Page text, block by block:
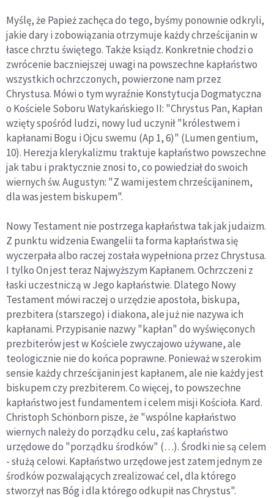
Myślę, że Papież zachęca do tego, byśmy ponownie odkryli,
jakie dary i zobowiązania otrzymuje każdy chrześcijanin w
łasce chrztu świętego. Także ksiądz. Konkretnie chodzi o
zwrócenie baczniejszej uwagi na powszechne kapłaństwo
wszystkich ochrzczonych, powierzone nam przez
Chrystusa. Mówi o tym wyraźnie Konstytucja Dogmatyczna
o Kościele Soboru Watykańskiego II: "Chrystus Pan, Kapłan
wzięty spośród ludzi, nowy lud uczynił "królestwem i
kapłanami Bogu i Ojcu swemu (Ap 1, 6)" (Lumen gentium,
10). Herezja klerykalizmu traktuje kapłaństwo powszechne
jak tabu i praktycznie znosi to, co powiedział do swoich
wiernych św. Augustyn: "Z wami jestem chrześcijaninem,
dla was jestem biskupem".
Nowy Testament nie postrzega kapłaństwa tak jak judaizm.
Z punktu widzenia Ewangelii ta forma kapłaństwa się
wyczerpała albo raczej została wypełniona przez Chrystusa.
I tylko On jest teraz Najwyższym Kapłanem. Ochrzczeni z
łaski uczestniczą w Jego kapłaństwie. Dlatego Nowy
Testament mówi raczej o urzędzie apostoła, biskupa,
prezbitera (starszego) i diakona, ale już nie nazywa ich
kapłanami. Przypisanie nazwy "kapłan" do wyświęconych
prezbiterów jest w Kościele zwyczajowo używane, ale
teologicznie nie do końca poprawne. Ponieważ w szerokim
sensie każdy chrześcijanin jest kapłanem, ale nie każdy jest
biskupem czy prezbiterem. Co więcej, to powszechne
kapłaństwo jest fundamentem i celem misji Kościoła. Kard.
Christoph Schönborn pisze, że "wspólne kapłaństwo
wiernych należy do porządku celu, zaś kapłaństwo
urzędowe do "porządku środków" (…). Środki nie są celem
- służą celowi. Kapłaństwo urzędowe jest zatem jednym ze
środków pozwalających zrealizować cel, dla którego
stworzył nas Bóg i dla którego odkupił nas Chrystus".